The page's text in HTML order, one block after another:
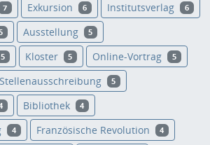
7 Exkursion 6 Institutsverlag 6
Ausstellung 5
5 Kloster 5 Online-Vortrag 5
Stellenausschreibung 5
Bibliothek 4
4 Französische Revolution 4